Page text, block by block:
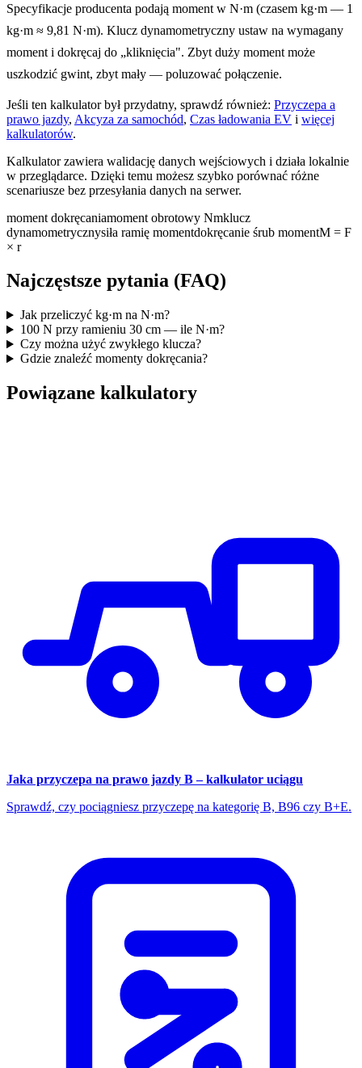
Specyfikacje producenta podają moment w N·m (czasem kg·m — 1
kg·m ≈ 9,81 N·m). Klucz dynamometryczny ustaw na wymagany
moment i dokręcaj do „kliknięcia". Zbyt duży moment może
uszkodzić gwint, zbyt mały — poluzować połączenie.
Jeśli ten kalkulator był przydatny, sprawdź również: Przyczepa a
prawo jazdy, Akcyza za samochód, Czas ładowania EV i więcej
kalkulatorów.
Kalkulator zawiera walidację danych wejściowych i działa lokalnie
w przeglądarce. Dzięki temu możesz szybko porównać różne
scenariusze bez przesyłania danych na serwer.
moment dokręcaniamoment obrotowy Nmklucz
dynamometrycznysiła ramię momentdokręcanie śrub momentM = F
× r
Najczęstsze pytania (FAQ)
Jak przeliczyć kg·m na N·m?
100 N przy ramieniu 30 cm — ile N·m?
Czy można użyć zwykłego klucza?
Gdzie znaleźć momenty dokręcania?
Powiązane kalkulatory
Jaka przyczepa na prawo jazdy B – kalkulator uciągu
Sprawdź, czy pociągniesz przyczepę na kategorię B, B96 czy B+E.